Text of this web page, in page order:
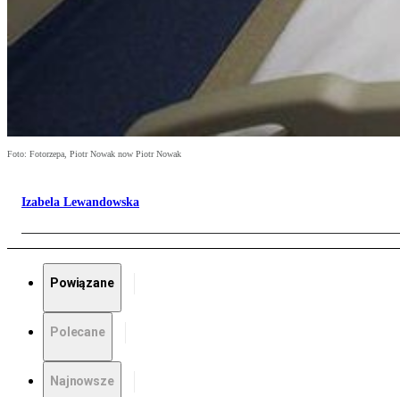
Foto: Fotorzepa, Piotr Nowak now Piotr Nowak
Izabela Lewandowska
Powiązane
Polecane
Najnowsze